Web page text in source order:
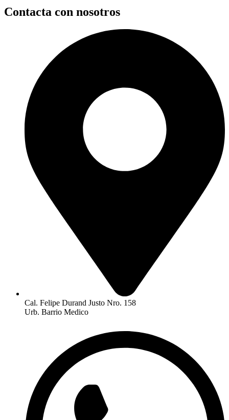
Contacta con nosotros
Cal. Felipe Durand Justo Nro. 158
Urb. Barrio Medico